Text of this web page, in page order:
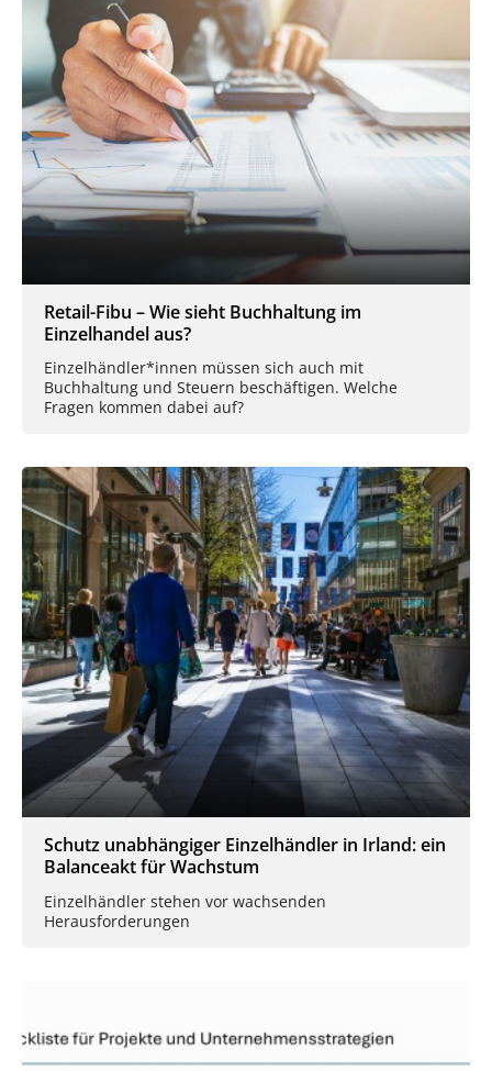
Retail-Fibu – Wie sieht Buchhaltung im
Einzelhandel aus?
Einzelhändler*innen müssen sich auch mit
Buchhaltung und Steuern beschäftigen. Welche
Fragen kommen dabei auf?
Schutz unabhängiger Einzelhändler in Irland: ein
Balanceakt für Wachstum
Einzelhändler stehen vor wachsenden
Herausforderungen